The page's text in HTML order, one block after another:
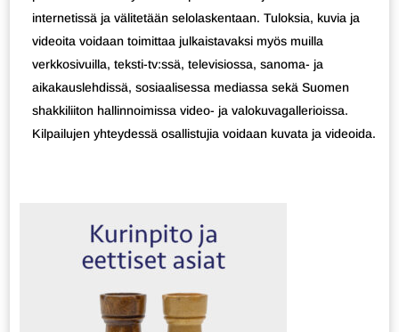
internetissä ja välitetään selolaskentaan. Tuloksia, kuvia ja
videoita voidaan toimittaa julkaistavaksi myös muilla
verkkosivuilla, teksti-tv:ssä, televisiossa, sanoma- ja
aikakauslehdissä, sosiaalisessa mediassa sekä Suomen
shakkiliiton hallinnoimissa video- ja valokuvagallerioissa.
Kilpailujen yhteydessä osallistujia voidaan kuvata ja videoida.